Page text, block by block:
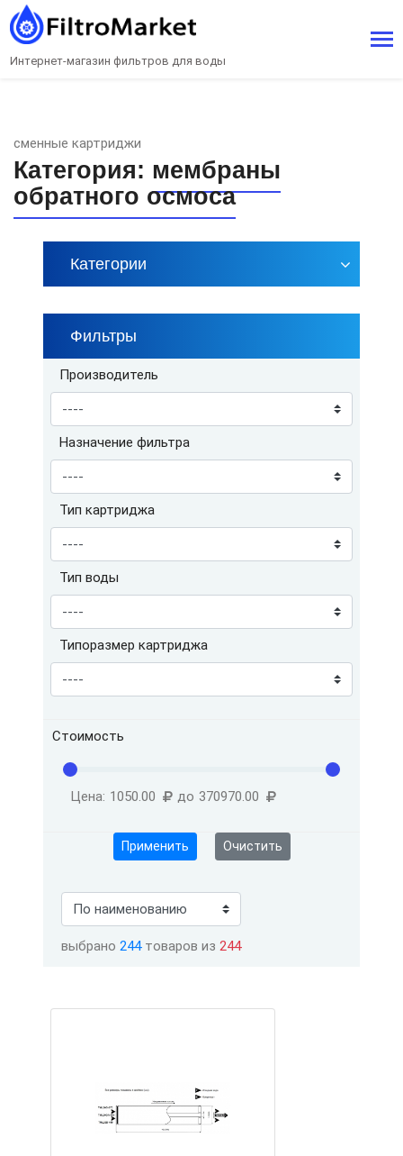
Интернет-магазин фильтров для воды
сменные картриджи
Категория: мембраны
обратного осмоса
Категории
Фильтры
Производитель
Назначение фильтра
Тип картриджа
Тип воды
Типоразмер картриджа
Стоимость
Цена: 1050.00 до 370970.00
Применить Очистить
выбрано 244товаров из 244